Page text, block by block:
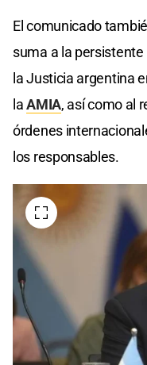
El comunicado
suma a la
la Justicia argentina
laAMIA, así como al
órdenes
los responsables.